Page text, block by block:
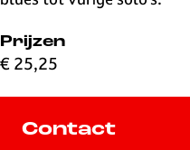
Prijzen
€ 25,25
Contact